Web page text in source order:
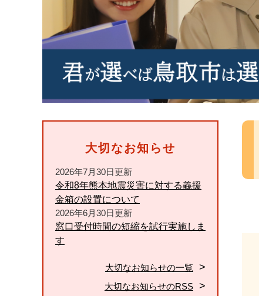
本
大切なお知らせ
2026年7月30日更新
令和8年熊本地震災害に対する義援
金箱の設置について
2026年6月30日更新
窓口受付時間の短縮を試行実施しま
す
大切なお知らせの一覧
大切なお知らせのRSS